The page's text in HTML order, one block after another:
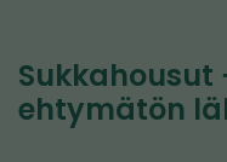
Sukkahousut
ehtymätön